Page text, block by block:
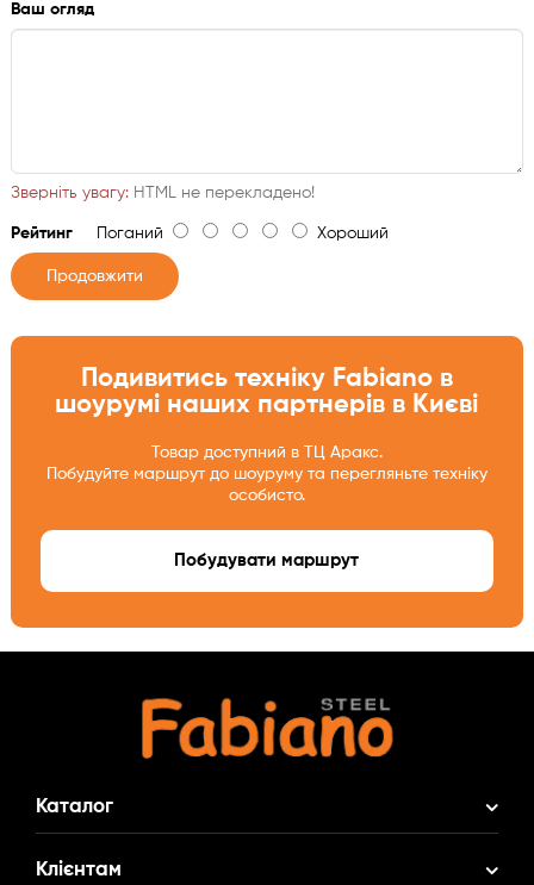
Ваш огляд
Зверніть увагу:HTML не перекладено!
РейтингПоганий Хороший
Продовжити
Подивитись техніку Fabiano в
шоурумі наших партнерів в Києві
Товар доступний в ТЦ Аракс.
Побудуйте маршрут до шоуруму та перегляньте техніку
особисто.
Побудувати маршрут
Каталог
Акційні Комплекти
Клієнтам